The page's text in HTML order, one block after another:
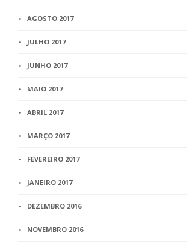
AGOSTO 2017
JULHO 2017
JUNHO 2017
MAIO 2017
ABRIL 2017
MARÇO 2017
FEVEREIRO 2017
JANEIRO 2017
DEZEMBRO 2016
NOVEMBRO 2016